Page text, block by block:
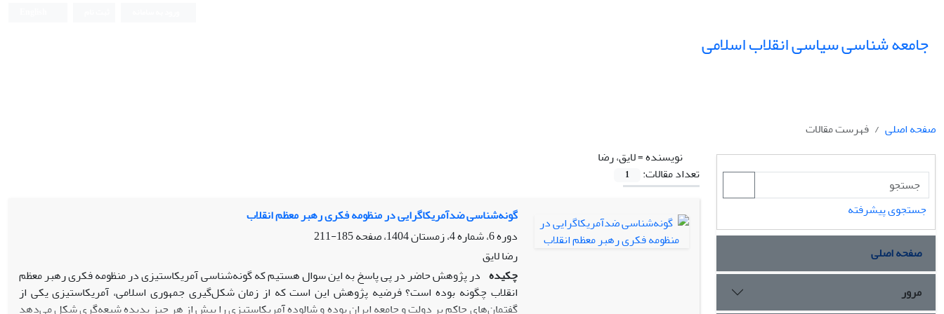
جامعه شناسی سیاسی انقلاب اسلامی
صفحه اصلی
فهرست مقالات
نویسنده =لایق، رضا
تعداد مقالات:
1
گونه‌شناسی ضدآمریکاگرایی در منظومه فکری رهبر معظم انقلاب
دوره 6، شماره 4، زمستان 1404، صفحه
185-211
رضا لایق
چکیده در پژوهش حاضر در پی پاسخ به این سوال هستیم که گونه‌شناسی آمریکاستیزی در منظومه فکری رهبر معظم
انقلاب چگونه بوده است؟ فرضیه پژوهش این است که از زمان شکل‌گیری جمهوری اسلامی، آمریکاستیزی یکی از
گفتمان‌های حاکم بر دولت و جامعه ایران بوده و شالوده آمریکاستیزی را بیش از هر چیز پدیده شیعه‌گری شکل می‌دهد
جستجوی پیشرفته
صفحه اصلی
مرور